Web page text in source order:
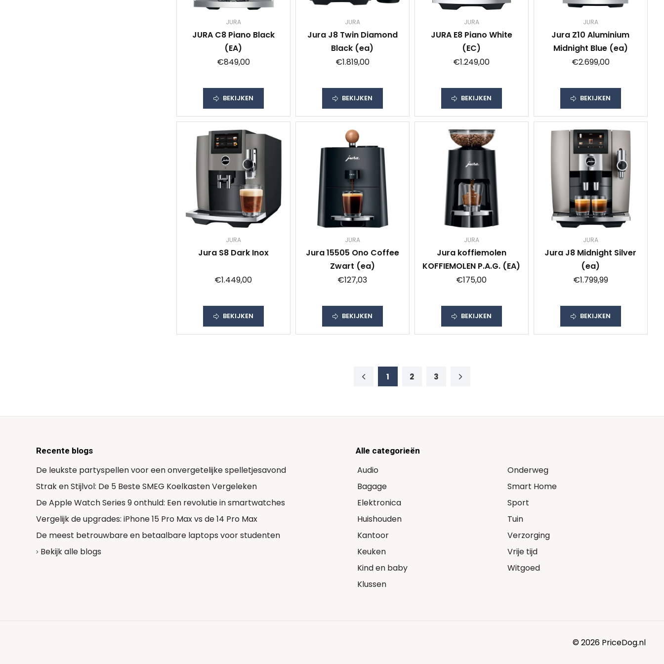
JURA
JURA C8 Piano Black
(EA)
€849,00
BEKIJKEN
JURA
Jura J8 Twin Diamond
Black (ea)
€1.819,00
BEKIJKEN
JURA
JURA E8 Piano White
(EC)
€1.249,00
BEKIJKEN
JURA
Jura Z10 Aluminium
Midnight Blue (ea)
€2.699,00
BEKIJKEN
JURA
Jura S8 Dark Inox
€1.449,00
BEKIJKEN
JURA
Jura 15505 Ono Coffee
Zwart (ea)
€127,03
BEKIJKEN
JURA
Jura koffiemolen
KOFFIEMOLEN P.A.G. (EA)
€175,00
BEKIJKEN
JURA
Jura J8 Midnight Silver
(ea)
€1.799,99
BEKIJKEN
1 2 3
Recente blogs
De leukste partyspellen voor een onvergetelijke spelletjesavond
Strak en Stijlvol: De 5 Beste SMEG Koelkasten Vergeleken
De Apple Watch Series 9 onthuld: Een revolutie in smartwatches
Vergelijk de upgrades: iPhone 15 Pro Max vs de 14 Pro Max
De meest betrouwbare en betaalbare laptops voor studenten
Bekijk alle blogs
Alle categorieën
Audio
Bagage
Elektronica
Huishouden
Kantoor
Keuken
Kind en baby
Klussen
Onderweg
Smart Home
Sport
Tuin
Verzorging
Vrije tijd
Witgoed
© 2026 PriceDog.nl